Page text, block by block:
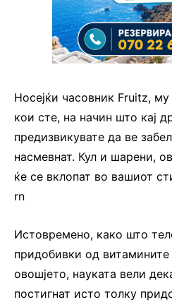
Носејќи часовник Fruitz,
кои сте, на начин што кај
предизвикувате да ве
насмевнат. Кул и шарени,
ќе се вклопат во вашиот
rn
Истовремено, како што
придобивки од
овошјето, науката вели
постигнат исто толку